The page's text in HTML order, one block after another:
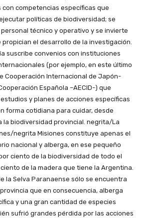
competencias específicas que
políticas de biodiversidad; se
técnico y operativo y se invierte
el desarrollo de la investigación.
suscribe convenios con instituciones
(por ejemplo, en este último
Cooperación Internacional de Japón-
y planes de acciones específicas
forma cotidiana para cuidar, desde
la biodiversidad provincial. negrita/La
negrita Misiones constituye apenas el
nacional y alberga, en ese pequeño
ciento de la biodiversidad de todo el
de la madera que tiene la Argentina.
la Selva Paranaense sólo se encuentra
que en consecuencia, alberga
y una gran cantidad de especies
sufrió grandes pérdida por las acciones